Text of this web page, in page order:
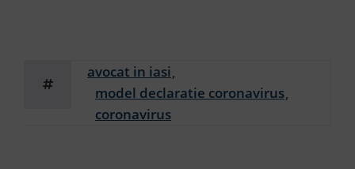
avocat in iasi
model declaratie coronavirus
coronavirus